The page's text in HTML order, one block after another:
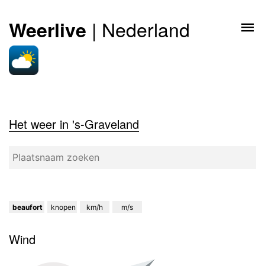
Weerlive | Nederland
Het weer in 's-Graveland
beaufort knopen km/h m/s
Wind